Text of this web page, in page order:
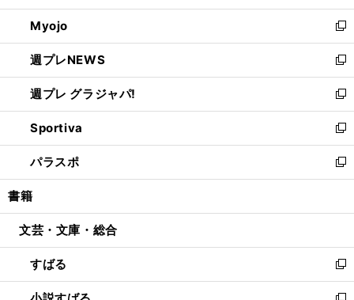
開
く
ウ
で
開
く
ン
ド
ウ
で
開
く
ウ
ィ
ン
ド
ウ
で
開
く
Myojo
新
し
い
ウ
ィ
ン
ド
ウ
で
開
週プレNEWS
新
し
い
ウ
ィ
ン
ド
ウ
開
週プレ グラジャパ!
新
し
い
ウ
ィ
ン
ウ
開
く
Sportiva
新
し
い
ウ
ン
ウ
で
開
パラスポ
新
し
ウ
ン
ド
ウ
書籍
文芸・文庫・総合
すばる
新
し